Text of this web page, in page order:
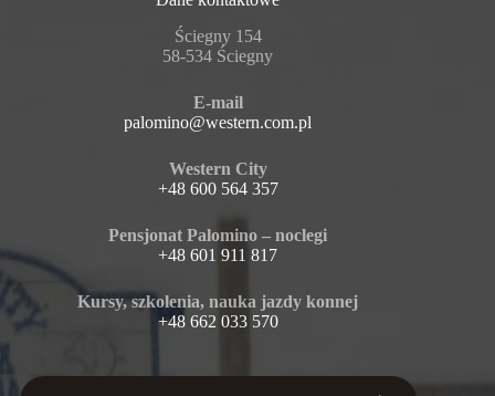
Ściegny 154
58-534 Ściegny
E-mail
palomino@western.com.pl
Western City
+48 600 564 357
Pensjonat Palomino – noclegi
+48 601 911 817
Kursy, szkolenia, nauka jazdy konnej
+48 662 033 570